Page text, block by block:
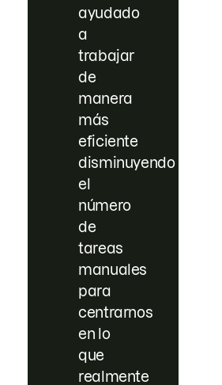
ayudado
a
trabajar
de
manera
más
eficiente
disminuyendo
el
número
de
tareas
manuales
para
centrarnos
en lo
que
realmente